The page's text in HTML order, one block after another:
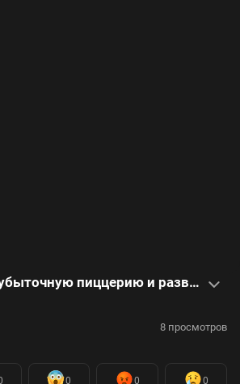
В 21 год купила убыточную пиццерию и развивает бизнес. Видео
8 просмотров
0 0 0